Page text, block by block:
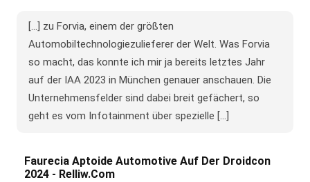
[…] zu Forvia, einem der größten
Automobiltechnologiezulieferer der Welt. Was Forvia
so macht, das konnte ich mir ja bereits letztes Jahr
auf der IAA 2023 in München genauer anschauen. Die
Unternehmensfelder sind dabei breit gefächert, so
geht es vom Infotainment über spezielle […]
Faurecia Aptoide Automotive Auf Der Droidcon
2024 - Relliw.com